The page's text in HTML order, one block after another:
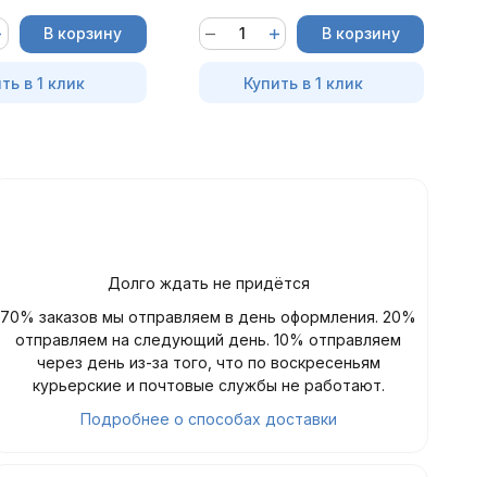
В корзину
в 1 клик
В корзину
Купить в 1 клик
Долго ждать не придётся
70% заказов мы отправляем в день оформления. 20%
отправляем на следующий день. 10% отправляем
через день из-за того, что по воскресеньям
курьерские и почтовые службы не работают.
Подробнее о способах доставки